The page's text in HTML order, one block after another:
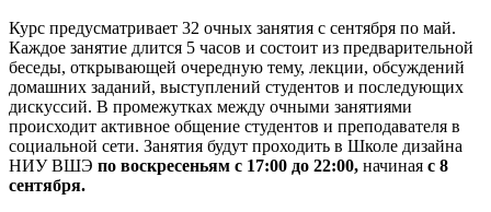
Курс предусматривает 32 очных занятия с сентября по май.
Каждое занятие длится 5 часов и состоит из предварительной
беседы, открывающей очередную тему, лекции, обсуждений
домашних заданий, выступлений студентов и последующих
дискуссий. В промежутках между очными занятиями
происходит активное общение студентов и преподавателя в
социальной сети. Занятия будут проходить в Школе дизайна
НИУ ВШЭ по воскресеньям с 17:00 до 22:00, начиная с 8
сентября.